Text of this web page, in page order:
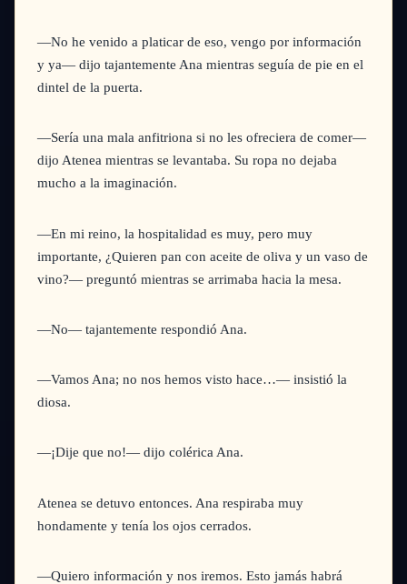
—No he venido a platicar de eso, vengo por información
y ya— dijo tajantemente Ana mientras seguía de pie en el
dintel de la puerta.
—Sería una mala anfitriona si no les ofreciera de comer—
dijo Atenea mientras se levantaba. Su ropa no dejaba
mucho a la imaginación.
—En mi reino, la hospitalidad es muy, pero muy
importante, ¿Quieren pan con aceite de oliva y un vaso de
vino?— preguntó mientras se arrimaba hacia la mesa.
—No— tajantemente respondió Ana.
—Vamos Ana; no nos hemos visto hace…— insistió la
diosa.
—¡Dije que no!— dijo colérica Ana.
Atenea se detuvo entonces. Ana respiraba muy
hondamente y tenía los ojos cerrados.
—Quiero información y nos iremos. Esto jamás habrá